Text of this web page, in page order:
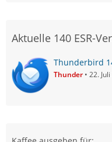
Aktuelle 140 ESR-
Thunderbird
Thunder 22.